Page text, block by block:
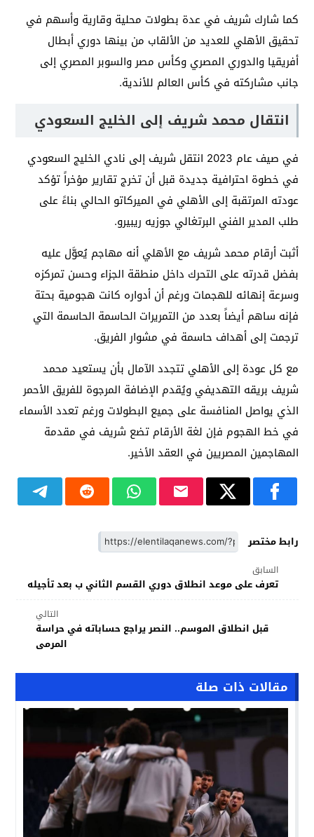
كما شارك شريف في عدة بطولات محلية وقارية وأسهم في
تحقيق الأهلي للعديد من الألقاب من بينها دوري أبطال
أفريقيا والدوري المصري وكأس مصر والسوبر المصري إلى
جانب مشاركته في كأس العالم للأندية.
انتقال محمد شريف إلى الخليج السعودي
في صيف عام 2023 انتقل شريف إلى نادي الخليج السعودي
في خطوة احترافية جديدة قبل أن تخرج تقارير مؤخراً تؤكد
عودته المرتقبة إلى الأهلي في الميركاتو الحالي بناءً على
طلب المدير الفني البرتغالي جوزيه ريبيرو.
أثبت أرقام محمد شريف مع الأهلي أنه مهاجم يُعوَّل عليه
بفضل قدرته على التحرك داخل منطقة الجزاء وحسن تمركزه
وسرعة إنهائه للهجمات ورغم أن أدواره كانت هجومية بحتة
فإنه ساهم أيضاً بعدد من التمريرات الحاسمة الحاسمة التي
ترجمت إلى أهداف حاسمة في مشوار الفريق.
مع كل عودة إلى الأهلي تتجدد الآمال بأن يستعيد محمد
شريف بريقه التهديفي ويُقدم الإضافة المرجوة للفريق الأحمر
الذي يواصل المنافسة على جميع البطولات ورغم تعدد الأسماء
في خط الهجوم فإن لغة الأرقام تضع شريف في مقدمة
المهاجمين المصريين في العقد الأخير.
رابط مختصر
السابق
تعرف على موعد انطلاق دوري القسم الثاني ب بعد تأجيله
التالي
قبل انطلاق الموسم.. النصر يراجع حساباته في حراسة
المرمى
مقالات ذات صلة